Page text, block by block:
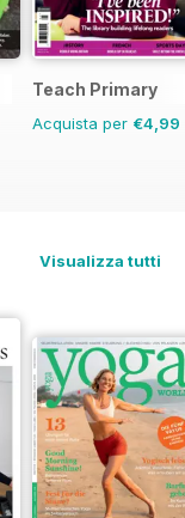
Teach Primary
Acquista per €4,99
Visualizza tutti